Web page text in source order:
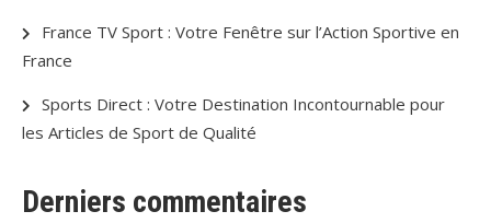
France TV Sport : Votre Fenêtre sur l’Action Sportive en
France
Sports Direct : Votre Destination Incontournable pour
les Articles de Sport de Qualité
Derniers commentaires